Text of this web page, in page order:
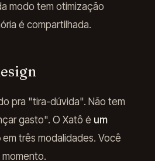
modo tem otimização
é compartilhada.
pra "tira-dúvida". Não tem
gasto". O Xatô é um
em três modalidades. Você